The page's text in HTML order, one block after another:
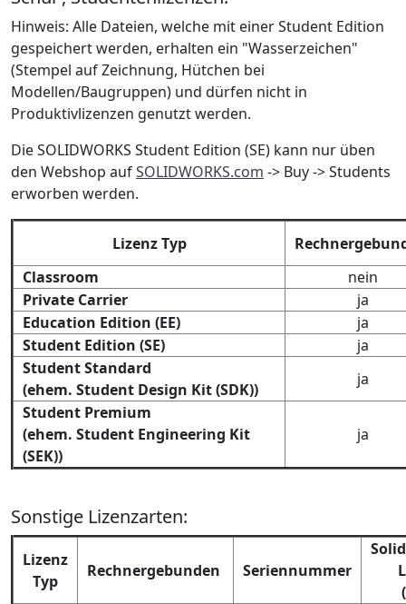
Hinweis: Alle Dateien, welche mit einer Student Edition
gespeichert werden, erhalten ein "Wasserzeichen"
(Stempel auf Zeichnung, Hütchen bei
Modellen/Baugruppen) und dürfen nicht in
Produktivlizenzen genutzt werden.
Die SOLIDWORKS Student Edition (SE) kann nur üben
den Webshop aufSOLIDWORKS.com -> Buy -> Students
erworben werden.
Lizenz Typ
Classroom
nein
Private Carrier
ja
Education Edition (EE)
ja
Student Edition (SE)
ja
Student Standard
(ehem. Student Design Kit (SDK))
ja
Student Premium
(ehem. Student Engineering Kit
(SEK))
ja
Sonstige Lizenzarten:
Lizenz
Typ
Rechnergebunden Seriennummer